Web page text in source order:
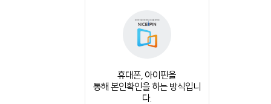
휴대폰, 아이핀을
통해 본인확인을 하는 방식입니
다.